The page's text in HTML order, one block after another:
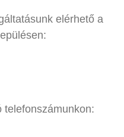
elérhető a
telefonszámunkon: